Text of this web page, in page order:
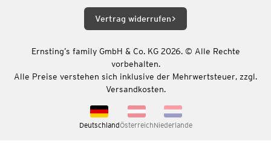
Vertrag widerrufen
Ernsting’s family GmbH & Co. KG 2026. © Alle Rechte
vorbehalten.
Alle Preise verstehen sich inklusive der Mehrwertsteuer, zzgl.
Versandkosten.
DeutschlandÖsterreichNiederlande